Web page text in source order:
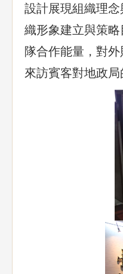
設計展現組織理
織形象建立與策
隊合作能量，對
來訪賓客對地政局